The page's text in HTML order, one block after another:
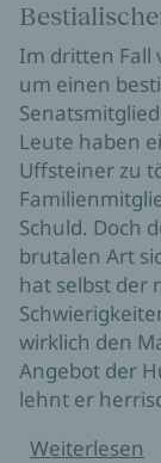
Im dritten Fall
um einen
Leute haben
Uffsteiner zu
Schuld. Doch
brutalen Art
hat selbst der
wirklich den
Angebot der
lehnt er
Weiterlesen